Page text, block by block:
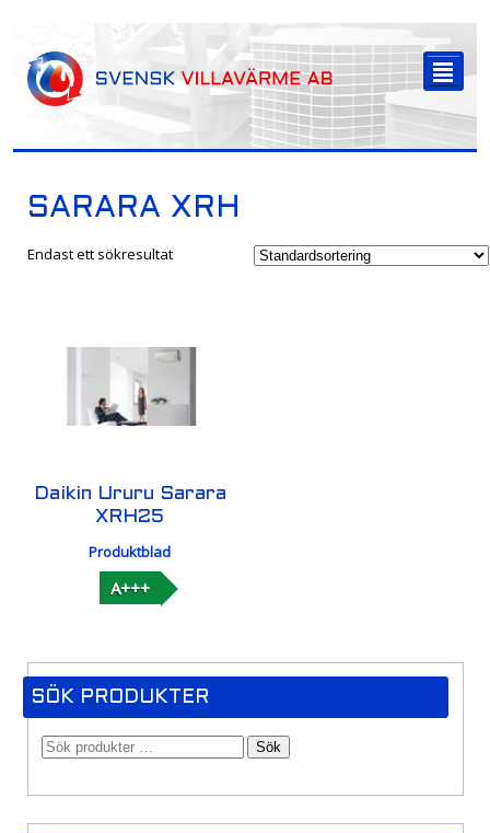
²
SARARA XRH
Endast ett sökresultat
Daikin Ururu Sarara
XRH25
Produktblad
A+++
SÖK PRODUKTER
Sök